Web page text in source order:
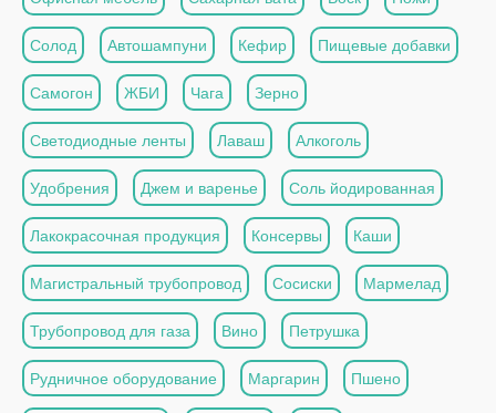
Солод Автошампуни Кефир Пищевые добавки
Самогон ЖБИ Чага Зерно
Светодиодные ленты Лаваш Алкоголь
Удобрения Джем и варенье Соль йодированная
Лакокрасочная продукция Консервы Каши
Магистральный трубопровод Сосиски Мармелад
Трубопровод для газа Вино Петрушка
Рудничное оборудование Маргарин Пшено